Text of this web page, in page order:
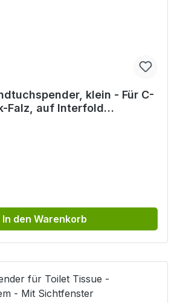
klein - Für C-
Falz, auf Interfold
In den Warenkorb